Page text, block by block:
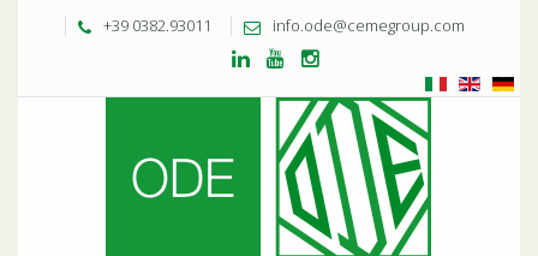
+39 0382.93011 info.ode@cemegroup.com